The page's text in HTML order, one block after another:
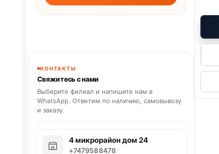
КОНТАКТЫ
Свяжитесь с нами
Выберите филиал и напишите нам в
WhatsApp. Ответим по наличию, самовывозу
и заказу.
4 микрорайон дом 24
+7479588478